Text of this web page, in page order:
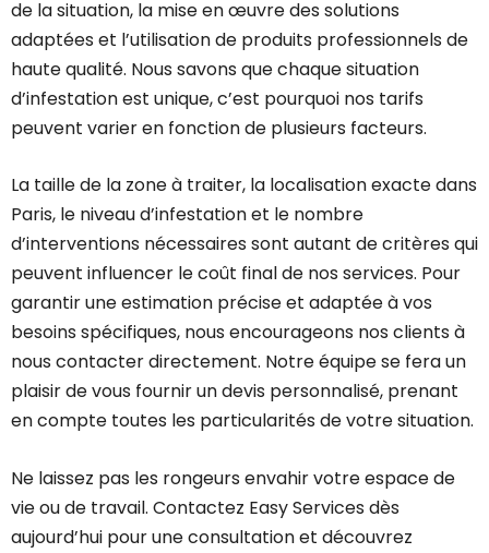
de la situation, la mise en œuvre des solutions
adaptées et l’utilisation de produits professionnels de
haute qualité. Nous savons que chaque situation
d’infestation est unique, c’est pourquoi nos tarifs
peuvent varier en fonction de plusieurs facteurs.
La taille de la zone à traiter, la localisation exacte dans
Paris, le niveau d’infestation et le nombre
d’interventions nécessaires sont autant de critères qui
peuvent influencer le coût final de nos services. Pour
garantir une estimation précise et adaptée à vos
besoins spécifiques, nous encourageons nos clients à
nous contacter directement. Notre équipe se fera un
plaisir de vous fournir un devis personnalisé, prenant
en compte toutes les particularités de votre situation.
Ne laissez pas les rongeurs envahir votre espace de
vie ou de travail. Contactez Easy Services dès
aujourd’hui pour une consultation et découvrez